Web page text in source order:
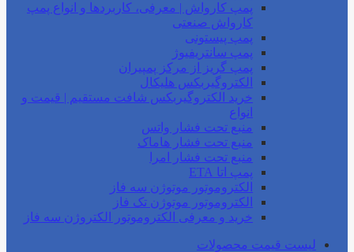
پمپ کارواش | معرفی، کاربردها و انواع پمپ
کارواش صنعتی
پمپ پیستونی
پمپ سانتریفیوژ
پمپ گریز از مرکز پمپیران
الکتروگیربکس هلیکال
خرید الکتروگیربکس شافت مستقیم | قیمت و
انواع
منبع تحت فشار واتس
منبع تحت فشار هاماک
منبع تحت فشار امرا
پمپ اتا ETA
الکتروموتور موتوژن سه فاز
الکتروموتور موتوژن تک فاز
خرید و معرفی الکتروموتور الکتروژن سه فاز
لیست قیمت محصولات